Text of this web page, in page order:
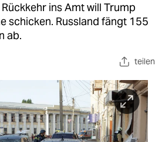
ins Amt will Trump
schicken. Russland fängt 155
ab.
teilen